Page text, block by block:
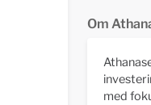
Om
med